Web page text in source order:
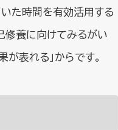
た時間を有効活用する
修養に向けてみるがい
表れる」からです。